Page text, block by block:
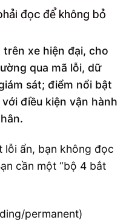
đọc để không bỏ
trên xe hiện đại, cho
qua mã lỗi, dữ
sát; điểm nổi bật
điều kiện vận hành
lỗi ẩn, bạn không đọc
cần một “bộ 4 bắt
permanent)